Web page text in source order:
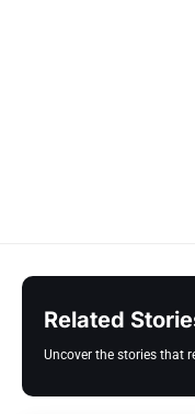
Related
Uncover the stories that